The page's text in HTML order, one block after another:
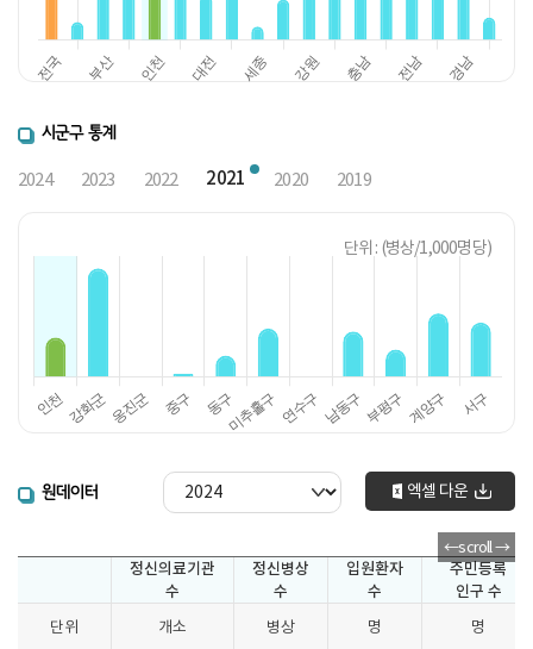
시군구 통계
2024 2023 2022 2021 2020 2019
단위 : (병상/1,000명당)
원데이터 엑셀 다운
정신의료기관
수
정신병상
수
입원환자
수
주민등록
인구 수
단위
개소 병상 명 명